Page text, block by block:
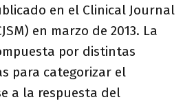
en el Clinical Journal
en marzo de 2013. La
por distintas
para categorizar el
a la respuesta del